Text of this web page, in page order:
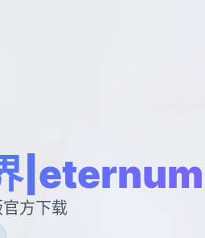
|eternum
方下载